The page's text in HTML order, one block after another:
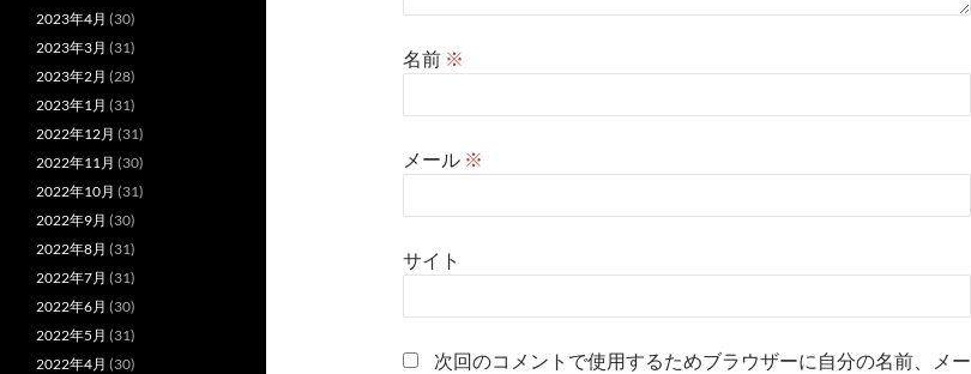
名前 ※
メール ※
サイト
次回のコメントで使用するためブラウザーに自分の名前、メー
2023年4月 (30)
2023年3月 (31)
2023年2月 (28)
2023年1月 (31)
2022年12月 (31)
2022年11月 (30)
2022年10月 (31)
2022年9月 (30)
2022年8月 (31)
2022年7月 (31)
2022年6月 (30)
2022年5月 (31)
2022年4月 (30)